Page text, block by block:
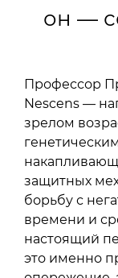
он —
Профессор
Nescens —
зрелом
защитных
борьбу с
времени и
настоящий
это именно